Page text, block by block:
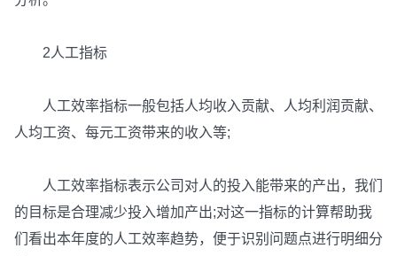
2人工指标
人工效率指标一般包括人均收入贡献、人均利润贡献、
人均工资、每元工资带来的收入等;
人工效率指标表示公司对人的投入能带来的产出，我们
的目标是合理减少投入增加产出;对这一指标的计算帮助我
们看出本年度的人工效率趋势，便于识别问题点进行明细分